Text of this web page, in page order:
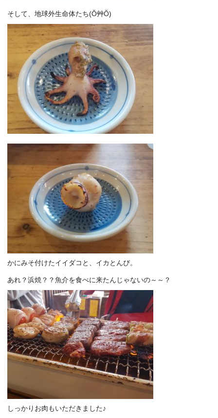
そして、地球外生命体たち(Ŏ艸Ŏ)
かにみそ付けたイイダコと、イカとんび。
あれ？浜焼？？魚介を食べに来たんじゃないの～～？
しっかりお肉もいただきました♪